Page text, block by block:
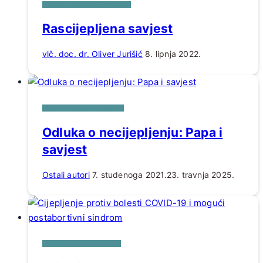
Rascijepljena savjest
vlč. doc. dr. Oliver Jurišić 8. lipnja 2022.
Odluka o necijepljenju: Papa i
savjest
Ostali autori 7. studenoga 2021.23. travnja 2025.